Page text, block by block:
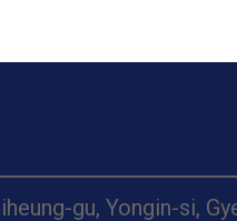
gu, Yongin-si,